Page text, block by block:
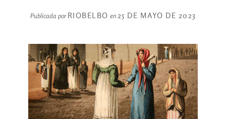
Publicada porRIOBELBO en 25 DE MAYO DE 2023